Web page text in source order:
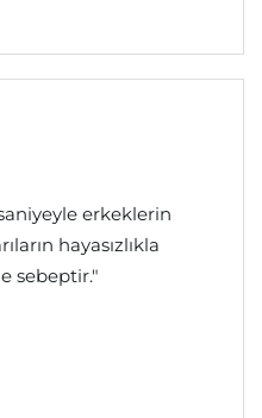
erkeklerin
hayasızlıkla
sebeptir."